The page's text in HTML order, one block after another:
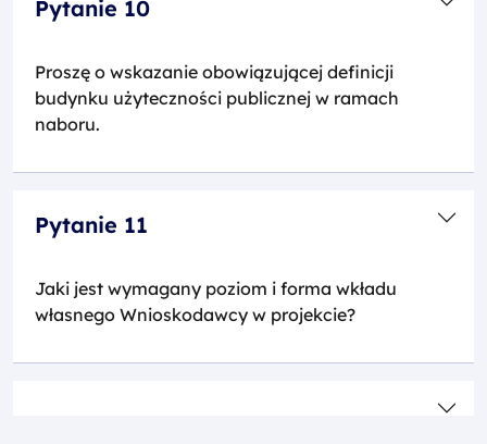
Pytanie 10
Proszę o wskazanie obowiązującej definicji
budynku użyteczności publicznej w ramach
naboru.
Pytanie 11
Jaki jest wymagany poziom i forma wkładu
własnego Wnioskodawcy w projekcie?